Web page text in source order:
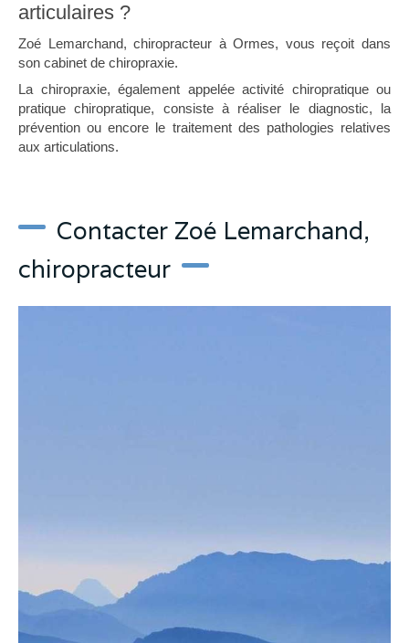
articulaires ?
Zoé Lemarchand, chiropracteur à Ormes, vous reçoit dans
son cabinet de chiropraxie.
La chiropraxie, également appelée activité chiropratique ou
pratique chiropratique, consiste à réaliser le diagnostic, la
prévention ou encore le traitement des pathologies relatives
aux articulations.
Contacter Zoé Lemarchand,
chiropracteur